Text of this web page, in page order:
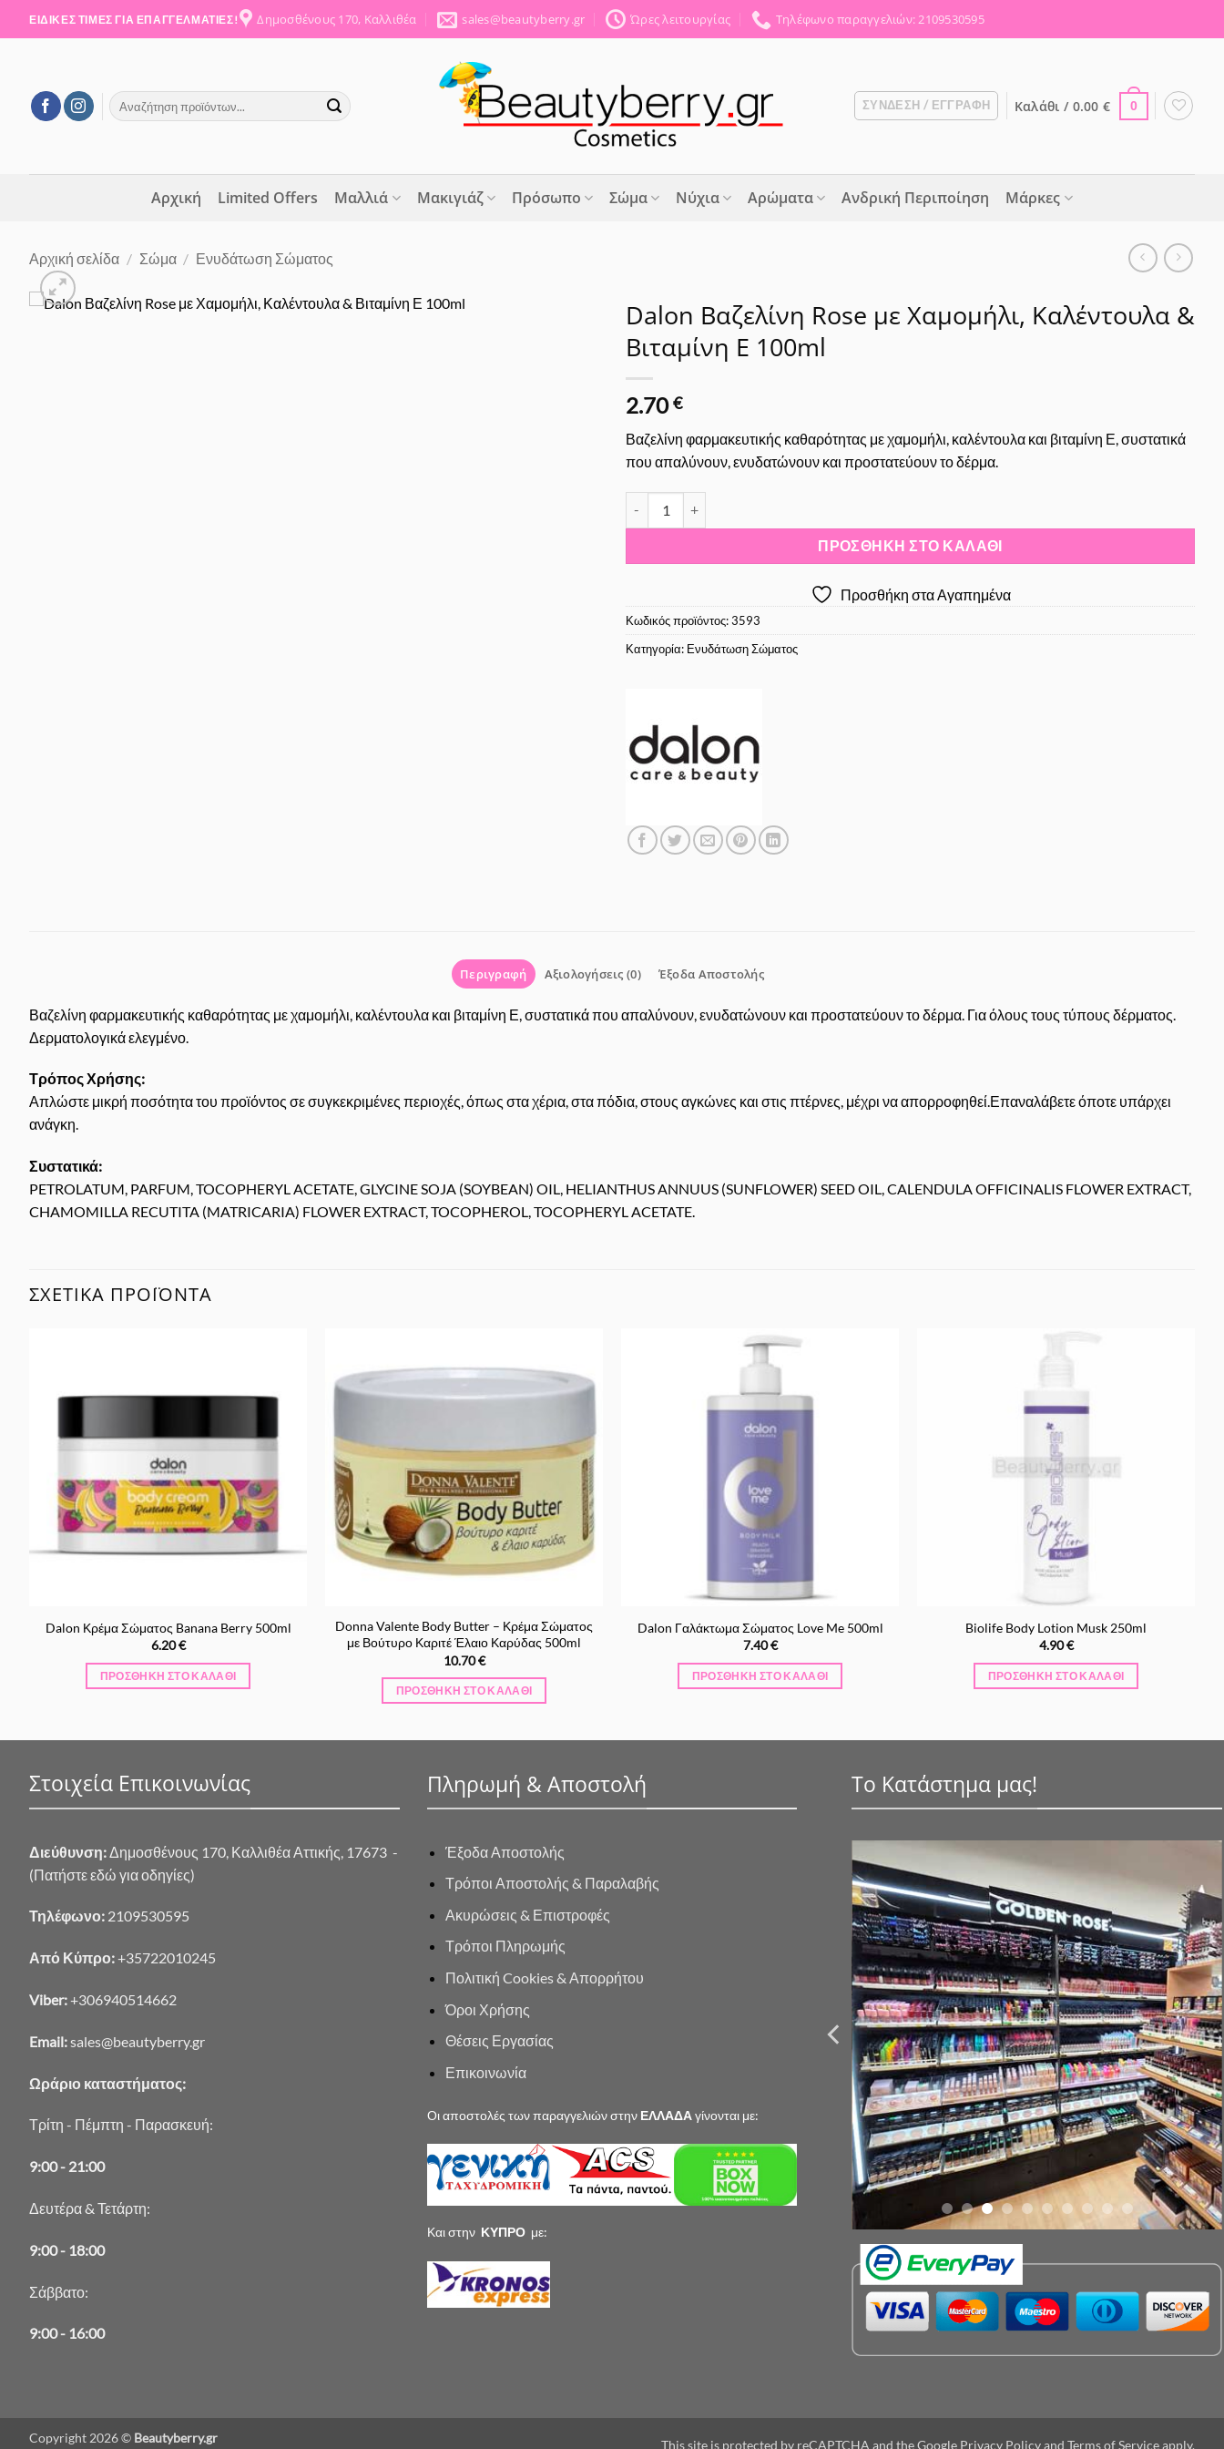
ΕΙΔΙΚΕΣ ΤΙΜΕΣ ΓΙΑ ΕΠΑΓΓΕΛΜΑΤΙΕΣ! Δημοσθένους 170, Καλλιθέα sales@beautyberry.gr Ώρες λειτουργίας Τηλέφωνο παραγγελιών: 2109530595
Αναζήτηση
για:
ΣΎΝΔΕΣΗ / ΕΓΓΡΑΦΉ Καλάθι / 0.00 € 0
Αρχική Limited Offers Μαλλιά Μακιγιάζ Πρόσωπο Σώμα Νύχια Αρώματα Ανδρική Περιποίηση Μάρκες
Αρχική σελίδα / Σώμα / Ενυδάτωση Σώματος
Dalon Βαζελίνη Rose με Χαμομήλι, Καλέντουλα &
Βιταμίνη Ε 100ml
2.70€
Βαζελίνη φαρμακευτικής καθαρότητας με χαμομήλι, καλέντουλα και βιταμίνη Ε, συστατικά
που απαλύνουν, ενυδατώνουν και προστατεύουν το δέρμα.
ΠΡΟΣΘΉΚΗ ΣΤΟ ΚΑΛΆΘΙ
Προσθήκη στα Αγαπημένα
Κωδικός προϊόντος:3593
Κατηγορία: Ενυδάτωση Σώματος
Περιγραφή Αξιολογήσεις (0) Έξοδα Αποστολής
Βαζελίνη φαρμακευτικής καθαρότητας με χαμομήλι, καλέντουλα και βιταμίνη Ε, συστατικά που απαλύνουν, ενυδατώνουν και προστατεύουν το δέρμα. Για όλους τους τύπους δέρματος.
Δερματολογικά ελεγμένο.
Τρόπος Χρήσης:
Απλώστε μικρή ποσότητα του προϊόντος σε συγκεκριμένες περιοχές, όπως στα χέρια, στα πόδια, στους αγκώνες και στις πτέρνες, μέχρι να απορροφηθεί.Επαναλάβετε όποτε υπάρχει
ανάγκη.
Συστατικά:
PETROLATUM, PARFUM, TOCOPHERYL ACETATE, GLYCINE SOJA (SOYBEAN) OIL, HELIANTHUS ANNUUS (SUNFLOWER) SEED OIL, CALENDULA OFFICINALIS FLOWER EXTRACT,
CHAMOMILLA RECUTITA (MATRICARIA) FLOWER EXTRACT, TOCOPHEROL, TOCOPHERYL ACETATE.
ΣΧΕΤΙΚΆ ΠΡΟΪΌΝΤΑ
Dalon Κρέμα Σώματος Banana Berry 500ml
6.20€
ΠΡΟΣΘΉΚΗ ΣΤΟ ΚΑΛΆΘΙ
Προσθήκη
Donna Valente Body Butter – Κρέμα Σώματος
με Βούτυρο Καριτέ Έλαιο Καρύδας 500ml
10.70€
ΠΡΟΣΘΉΚΗ ΣΤΟ ΚΑΛΆΘΙ
Dalon Γαλάκτωμα Σώματος Love Me 500ml
7.40€
ΠΡΟΣΘΉΚΗ ΣΤΟ ΚΑΛΆΘΙ
Biolife Body Lotion Musk 250ml
4.90€
ΠΡΟΣΘΉΚΗ ΣΤΟ ΚΑΛΆΘΙ
Στοιχεία Επικοινωνίας
Διεύθυνση: Δημοσθένους 170, Καλλιθέα Αττικής, 17673 -
(Πατήστε εδώ για οδηγίες)
Τηλέφωνο: 2109530595
Από Κύπρο:+35722010245
Viber:+306940514662
Email:sales@beautyberry.gr
Ωράριο καταστήματος:
Τρίτη - Πέμπτη - Παρασκευή:
9:00 - 21:00
Δευτέρα & Τετάρτη:
9:00 - 18:00
Σάββατο:
9:00 - 16:00
Πληρωμή & Αποστολή
Έξοδα Αποστολής
Τρόποι Αποστολής & Παραλαβής
Ακυρώσεις & Επιστροφές
Τρόποι Πληρωμής
Πολιτική Cookies & Απορρήτου
Όροι Χρήσης
Θέσεις Εργασίας
Επικοινωνία
Οι αποστολές των παραγγελιών στην ΕΛΛΑΔΑγίνονται με:
Και στην ΚΥΠΡΟ με:
Το Κατάστημα μας!
This site is protected by reCAPTCHA and the Google Privacy Policyand Terms of Serviceapply.
Copyright 2026 © Beautyberry.gr